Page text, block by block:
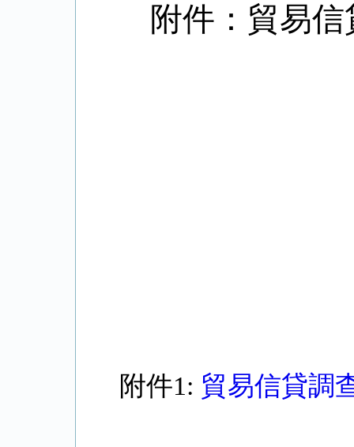
附件：貿易
附件1: 貿易信貸調